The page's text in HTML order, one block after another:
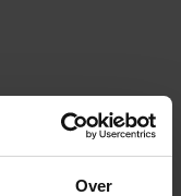
Over